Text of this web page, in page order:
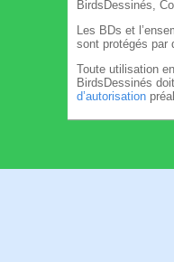
BirdsDessinés,
Les BDs et
sont protégés par
Toute utilisation
BirdsDessinés
d’autorisation